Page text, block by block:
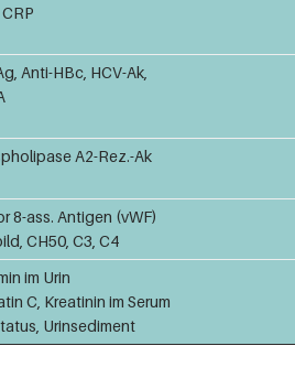
Anti-HBc, HCV-Ak,
A2-Rez.-Ak
8-ass. Antigen (vWF)
CH50, C3, C4
im Urin
C, Kreatinin im Serum
Urinsediment